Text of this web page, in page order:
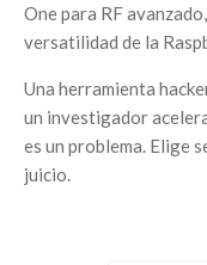
One para RF
versatilidad de la
Una herramienta
un investigador
es un problema. Elige
juicio.